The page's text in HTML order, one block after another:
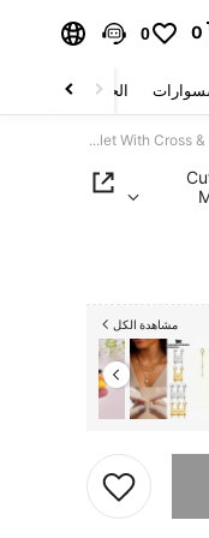
0
0
الحقائب والأمتعة
"Cute Faux Pearl Rosary Bracelet With Cross & Virgin Mary Charm - Dainty Religious Spiritual Jewelry For Women Daily Wear"
مشاهدة الكل